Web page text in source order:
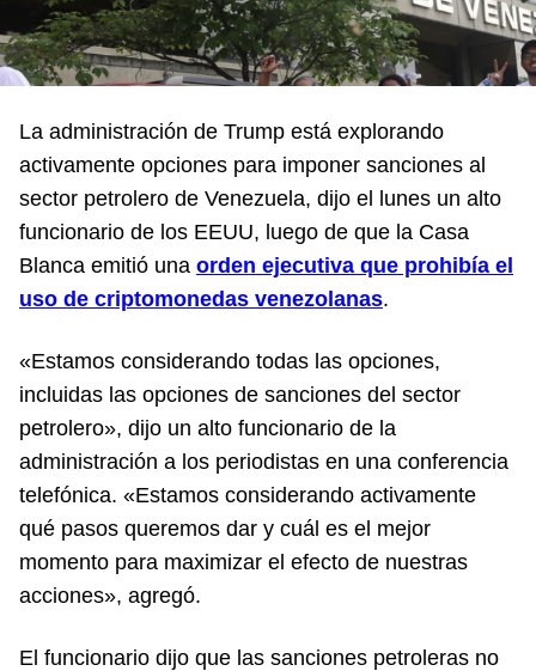
La administración de Trump está explorando
activamente opciones para imponer sanciones al
sector petrolero de Venezuela, dijo el lunes un alto
funcionario de los EEUU, luego de que la Casa
Blanca emitió una orden ejecutiva que prohibía el
uso de criptomonedas venezolanas.
«Estamos considerando todas las opciones,
incluidas las opciones de sanciones del sector
petrolero», dijo un alto funcionario de la
administración a los periodistas en una conferencia
telefónica. «Estamos considerando activamente
qué pasos queremos dar y cuál es el mejor
momento para maximizar el efecto de nuestras
acciones», agregó.
El funcionario dijo que las sanciones petroleras no